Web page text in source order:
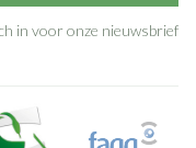
in voor onze nieuwsbrief